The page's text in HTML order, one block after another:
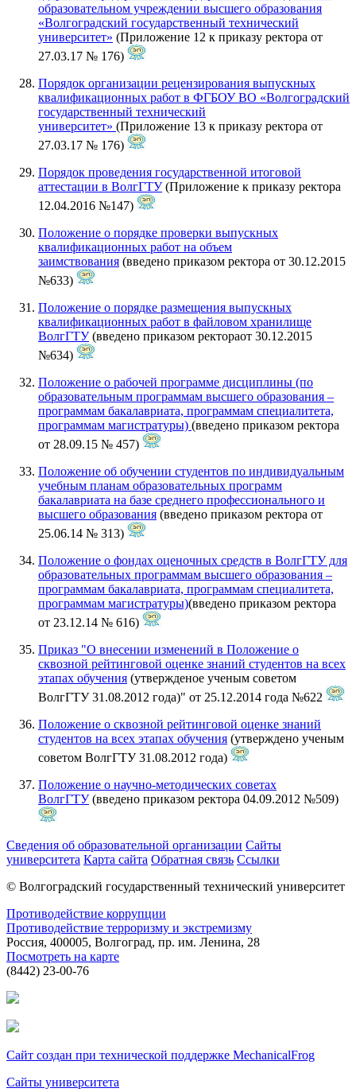
образовательном учреждении высшего образования
«Волгоградский государственный технический
университет» (Приложение 12 к приказу ректора от
27.03.17 № 176)
Порядок организации рецензирования выпускных
квалификационных работ в ФГБОУ ВО «Волгоградский
государственный технический
университет» (Приложение 13 к приказу ректора от
27.03.17 № 176)
Порядок проведения государственной итоговой
аттестации в ВолгГТУ(Приложение к приказу ректора
12.04.2016 №147)
Положение о порядке проверки выпускных
квалификационных работ на объем
заимствования (введено приказом ректора от 30.12.2015
№633)
Положение о порядке размещения выпускных
квалификационных работ в файловом хранилище
ВолгГТУ(введено приказом ректораот 30.12.2015
№634)
Положение о рабочей программе дисциплины (по
образовательным программам высшего образования –
программам бакалавриата, программам специалитета,
программам магистратуры) (введено приказом ректора
от 28.09.15 № 457)
Положение об обучении студентов по индивидуальным
учебным планам образовательных программ
бакалавриата на базе среднего профессионального и
высшего образования (введено приказом ректора от
25.06.14 № 313)
Положение о фондах оценочных средств в ВолгГТУ для
образовательных программам высшего образования –
программам бакалавриата, программам специалитета,
программам магистратуры)(введено приказом ректора
от 23.12.14 № 616)
Приказ "О внесении изменений в Положение о
сквозной рейтинговой оценке знаний студентов на всех
этапах обучения (утвержденое ученым советом
ВолгГТУ 31.08.2012 года)" от 25.12.2014 года №622
Положение о сквозной рейтинговой оценке знаний
студентов на всех этапах обучения (утверждено ученым
советом ВолгГТУ 31.08.2012 года)
Положение о научно-методических советах
ВолгГТУ(введено приказом ректора 04.09.2012 №509)
Сведения об образовательной организации Сайты
университета Карта сайта Обратная связь Ссылки
© Волгоградский государственный технический университет
Противодействие коррупции
Противодействие терроризму и экстремизму
Россия, 400005, Волгоград, пр. им. Ленина, 28
Посмотреть на карте
(8442) 23-00-76
Сайт создан при технической поддержке MechanicalFrog
Сайты университета